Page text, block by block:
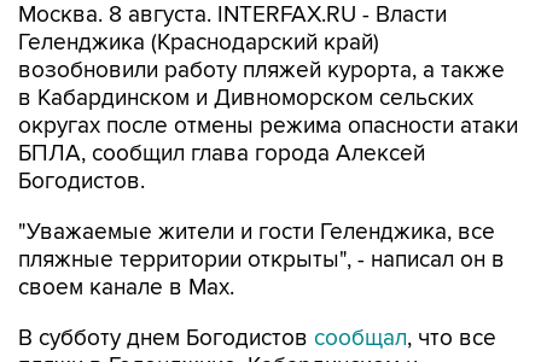
Москва. 8 августа. INTERFAX.RU - Власти
Геленджика (Краснодарский край)
возобновили работу пляжей курорта, а также
в Кабардинском и Дивноморском сельских
округах после отмены режима опасности атаки
БПЛА, сообщил глава города Алексей
Богодистов.
"Уважаемые жители и гости Геленджика, все
пляжные территории открыты", - написал он в
своем канале в Max.
В субботу днем Богодистов сообщал, что все